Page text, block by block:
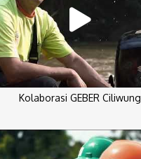
Kolaborasi GEBER Ciliwung